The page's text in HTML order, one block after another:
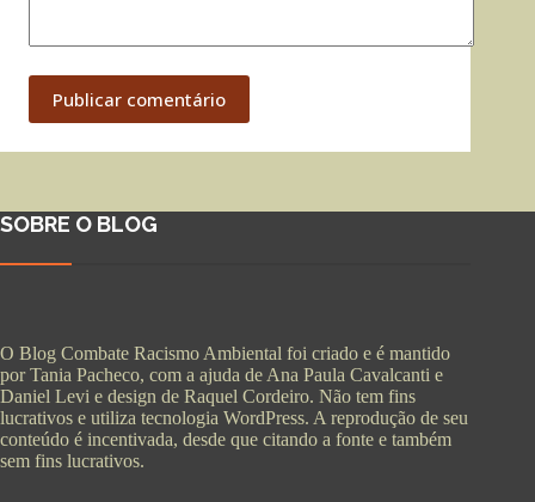
Publicar comentário
SOBRE O BLOG
O Blog Combate Racismo Ambiental foi criado e é mantido
por Tania Pacheco, com a ajuda de Ana Paula Cavalcanti e
Daniel Levi e design de Raquel Cordeiro. Não tem fins
lucrativos e utiliza tecnologia WordPress. A reprodução de seu
conteúdo é incentivada, desde que citando a fonte e também
sem fins lucrativos.